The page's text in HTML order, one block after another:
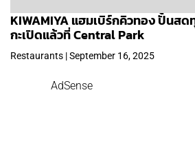
KIWAMIYA แฮมเบิร์กคิวทอง ปั้นส
กะเปิดแล้วที่ Central Park
Restaurants | September 16, 2025
AdSense